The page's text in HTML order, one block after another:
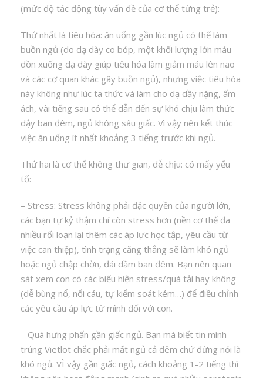
(mức độ tác động tùy vấn đề của cơ thể từng trẻ):
Thứ nhất là tiêu hóa: ăn uống gần lúc ngủ có thể làm
buồn ngủ (do dạ dày co bóp, một khối lượng lớn máu
dồn xuống dạ dày giúp tiêu hóa làm giảm máu lên não
và các cơ quan khác gây buồn ngủ), nhưng việc tiêu hóa
này không như lúc ta thức và làm cho dạ dầy nặng, ấm
ách, vài tiếng sau có thể dẫn đến sự khó chịu làm thức
dậy ban đêm, ngủ không sâu giấc. Vì vậy nên kết thúc
việc ăn uống ít nhất khoảng 3 tiếng trước khi ngủ.
Thứ hai là cơ thể không thư giãn, dễ chịu: có mấy yếu
tố:
– Stress: Stress không phải đặc quyền của người lớn,
các bạn tự kỷ thậm chí còn stress hơn (nền cơ thể đã
nhiều rối loạn lại thêm các áp lực học tập, yêu cầu từ
việc can thiệp), tình trạng căng thẳng sẽ làm khó ngủ
hoặc ngủ chập chờn, đái dầm ban đêm. Bạn nên quan
sát xem con có các biểu hiện stress/quá tải hay không
(dễ bùng nổ, nổi cáu, tự kiểm soát kém…) để điều chỉnh
các yêu cầu áp lực từ mình đối với con.
– Quá hưng phấn gần giấc ngủ. Bạn mà biết tin mình
trúng Vietlot chắc phải mất ngủ cả đêm chứ đừng nói là
khó ngủ. VÌ vậy gần giấc ngủ, cách khoảng 1-2 tiếng thì